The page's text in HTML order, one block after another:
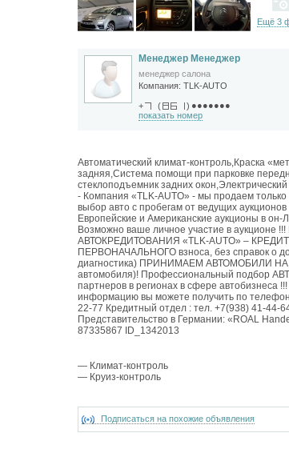
Ещё 3
Менеджер Менеджер
менеджер салона
Компания: TLK-AUTO
+ ( ) ●●●●●●●
показать номер
Автоматический климат-контроль,Краска
задняя,Система помощи при парковке
стеклоподъемник задних
- Компания «TLK-AUTO» - мы продаем
выбор авто с пробегам от ведущих
Европейские и Американские аукционы в
Возможно ваше личное участие в аукционе
АВТОКРЕДИТОВАНИЯ «TLK-AUTO» –
ПЕРВОНАЧАЛЬНОГО взноса, без справок о
диагностика) ПРИНИМАЕМ АВТОМОБИЛИ НА
автомобиля)! Профессиональный подбор
партнеров в регионах в сфере автобизнеса
информацию вы можете получить по
22-77 Кредитный отдел : тел. +7(938) 41-44-
Представительство в Германии: «ROAL
87335867‎‏ ID_1342013
— Климат-контроль
— Круиз-контроль
Подписаться на похожие объявления